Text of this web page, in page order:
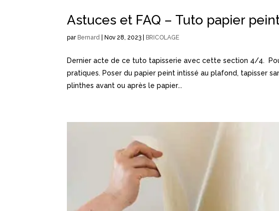
Astuces et FAQ – Tuto papier
par Bernard Nov 28, 2023 BRICOLAGE
Dernier acte de ce tuto tapisserie avec cette section 4/4.
pratiques. Poser du papier peint intissé au plafond, tapisser
plinthes avant ou après le papier...